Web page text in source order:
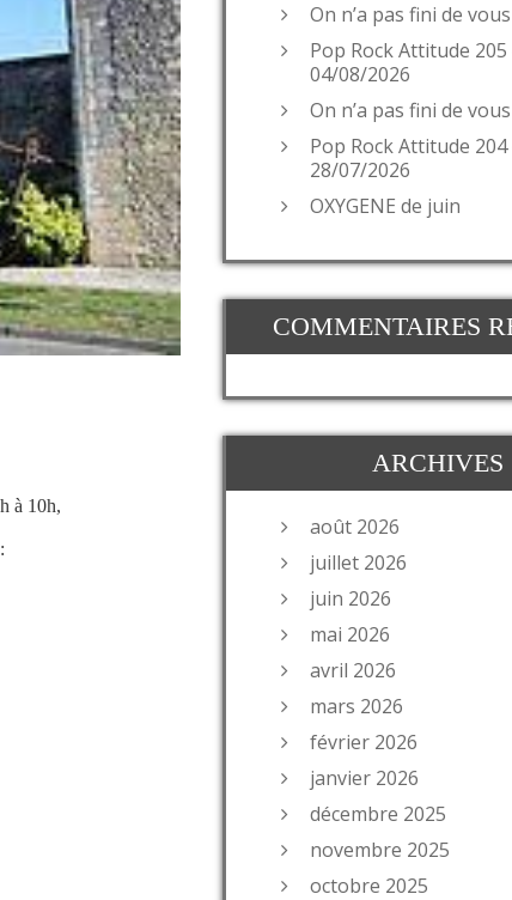
à 10h,
On n’a pas fini de
Pop Rock Attitude 205
04/08/2026
On n’a pas fini de
Pop Rock Attitude 204
28/07/2026
OXYGENE de juin
COMMENTAIRES
ARCHIVES
août 2026
juillet 2026
juin 2026
mai 2026
avril 2026
mars 2026
février 2026
janvier 2026
décembre 2025
novembre 2025
octobre 2025